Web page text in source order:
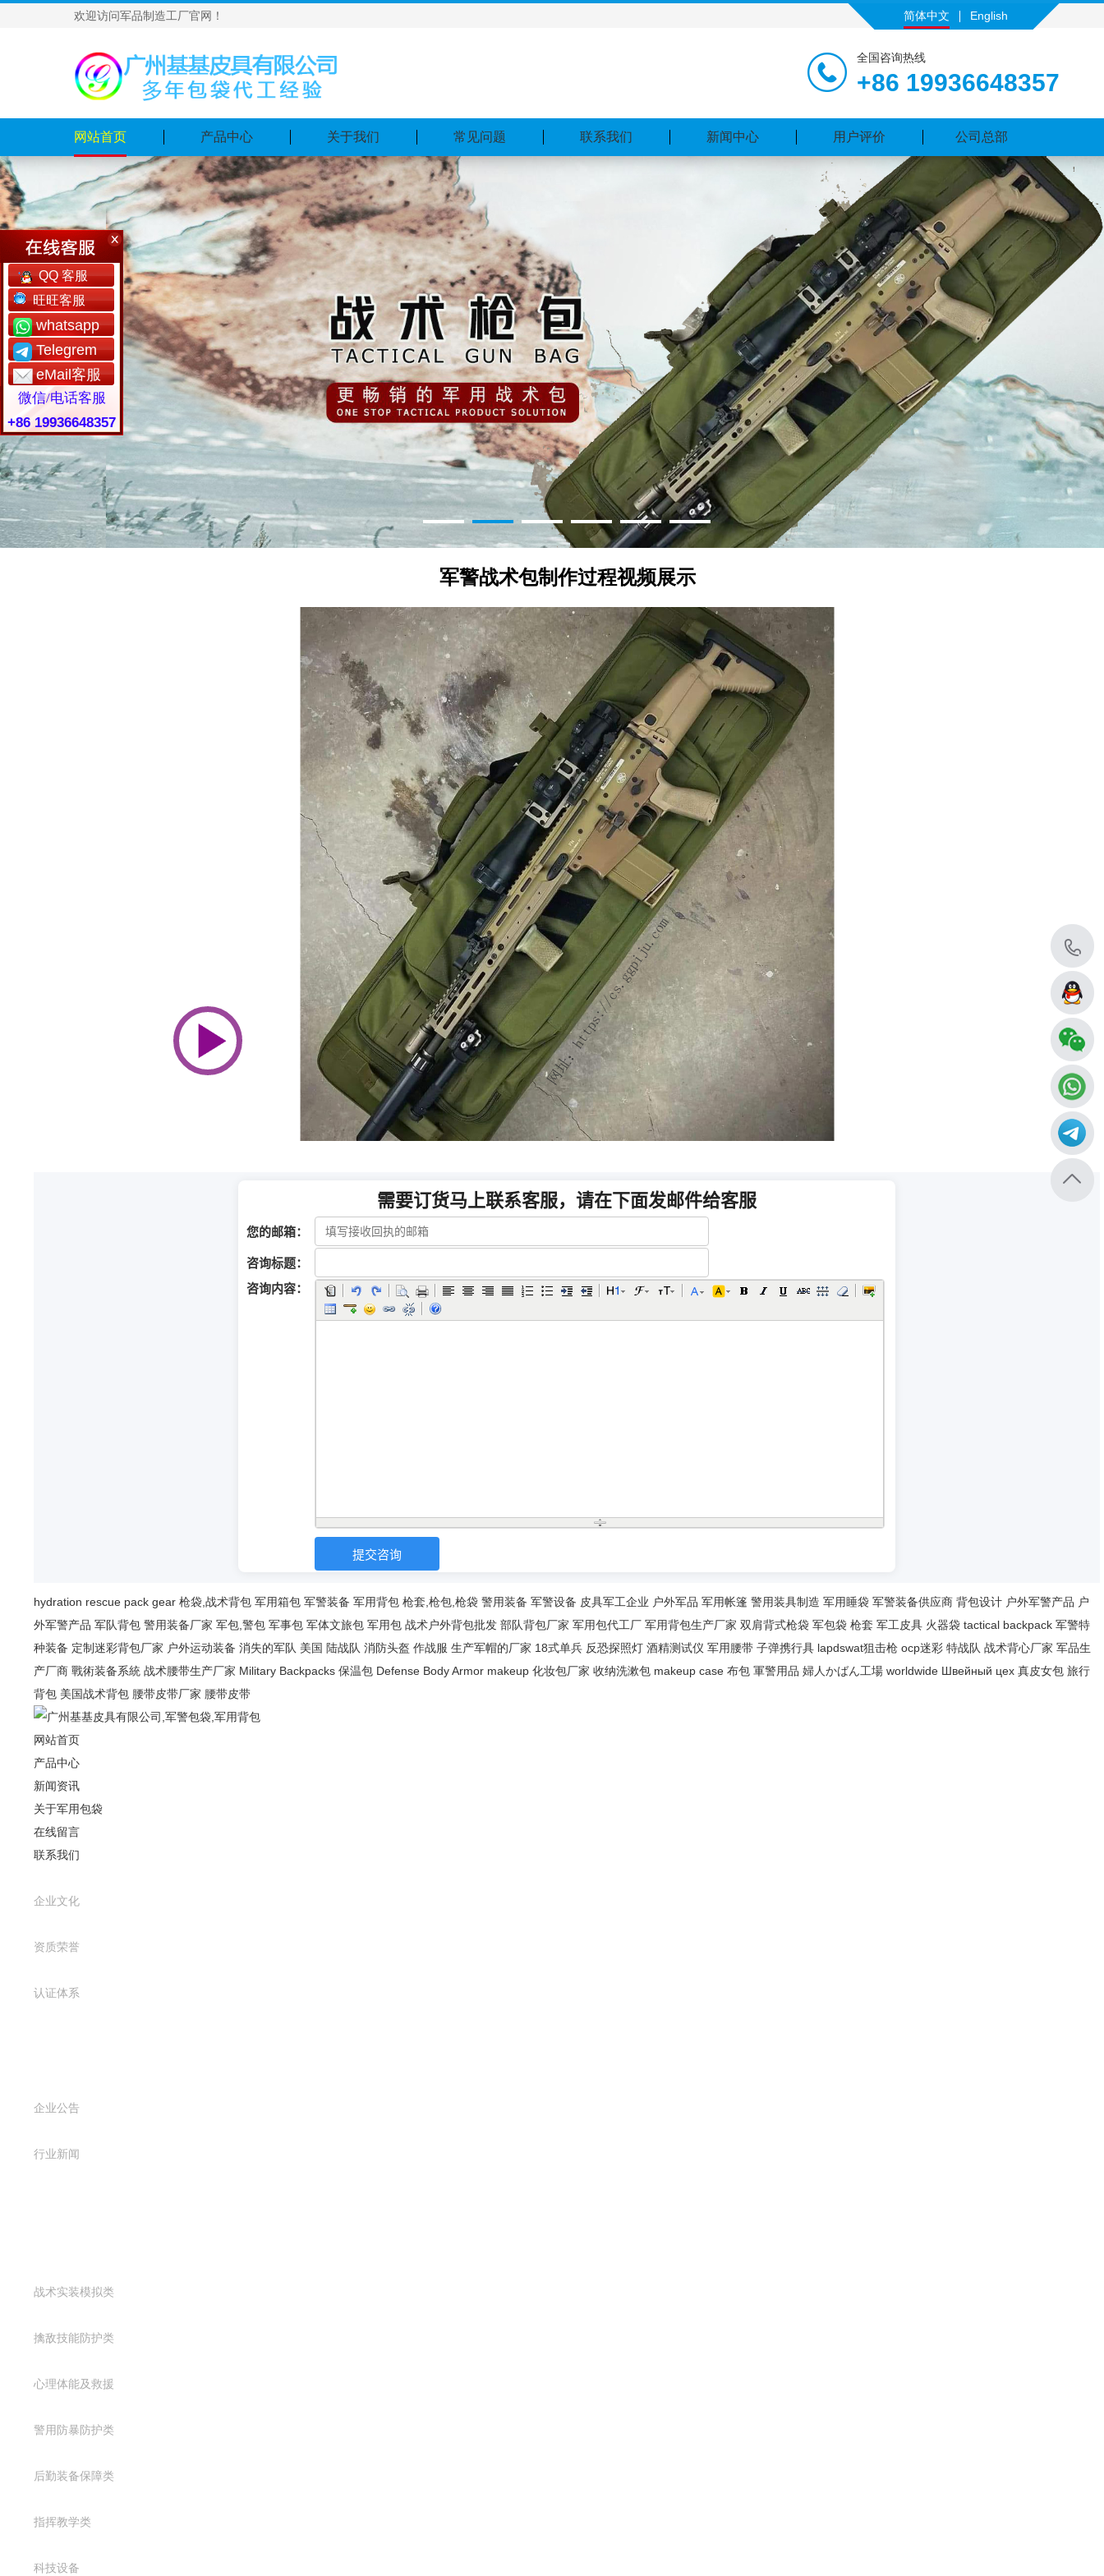
欢迎访问军品制造工厂官网！ 简体中文 English
全国咨询热线
+86 19936648357
网站首页 产品中心 关于我们 常见问题 联系我们 新闻中心 用户评价 公司总部
hydration rescue pack gear 枪袋,战术背包 军用箱包 军警装备 军用背包 枪套,枪包,枪袋 警用装备 军警设备 皮具军工企业 户外军品 军用帐篷 警用装具制造 军用睡袋 军警装备供应商 背包设计 户外军警产品 户
外军警产品 军队背包 警用装备厂家 军包,警包 军事包 军体文旅包 军用包 战术户外背包批发 部队背包厂家 军用包代工厂 军用背包生产厂家 双肩背式枪袋 军包袋 枪套 军工皮具 火器袋 tactical backpack 军警特
种装备 定制迷彩背包厂家 户外运动装备 消失的军队 美国 陆战队 消防头盔 作战服 生产军帽的厂家 18式单兵 反恐探照灯 酒精测试仪 军用腰带 子弹携行具 lapdswat狙击枪 ocp迷彩 特战队 战术背心厂家 军品生
产厂商 戰術装备系統 战术腰带生产厂家 Military Backpacks 保温包 Defense Body Armor makeup 化妆包厂家 收纳洗漱包 makeup case 布包 軍警用品 婦人かばん工場 worldwide Швейный цех 真皮女包 旅行
背包 美国战术背包 腰带皮带厂家 腰带皮带
网站首页
产品中心
新闻资讯
关于军用包袋
在线留言
联系我们
企业文化
资质荣誉
认证体系
企业公告
行业新闻
战术实装模拟类
擒敌技能防护类
心理体能及救援
警用防暴防护类
后勤装备保障类
指挥教学类
科技设备
QQ 客服
旺旺客服
whatsapp
Telegrem
eMail客服
微信/电话客服
+86 19936648357